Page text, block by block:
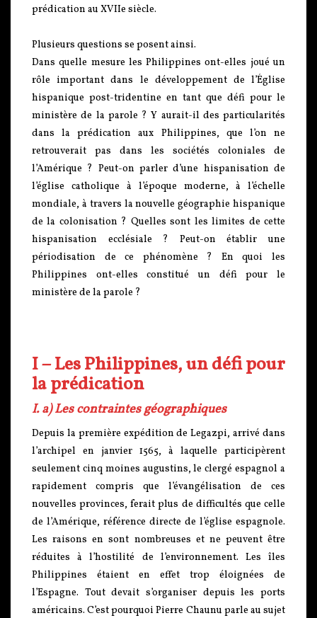
prédication au XVIIe siècle.
Plusieurs questions se posent ainsi.
Dans quelle mesure les Philippines ont-elles joué un
rôle important dans le développement de l’Église
hispanique post-tridentine en tant que défi pour le
ministère de la parole ? Y aurait-il des particularités
dans la prédication aux Philippines, que l’on ne
retrouverait pas dans les sociétés coloniales de
l’Amérique ? Peut-on parler d’une hispanisation de
l’église catholique à l’époque moderne, à l’échelle
mondiale, à travers la nouvelle géographie hispanique
de la colonisation ? Quelles sont les limites de cette
hispanisation ecclésiale ? Peut-on établir une
périodisation de ce phénomène ? En quoi les
Philippines ont-elles constitué un défi pour le
ministère de la parole ?
I – Les Philippines, un défi pour
la prédication
I. a) Les contraintes géographiques
Depuis la première expédition de Legazpi, arrivé dans
l’archipel en janvier 1565, à laquelle participèrent
seulement cinq moines augustins, le clergé espagnol a
rapidement compris que l’évangélisation de ces
nouvelles provinces, ferait plus de difficultés que celle
de l’Amérique, référence directe de l’église espagnole.
Les raisons en sont nombreuses et ne peuvent être
réduites à l’hostilité de l’environnement. Les îles
Philippines étaient en effet trop éloignées de
l’Espagne. Tout devait s’organiser depuis les ports
américains. C’est pourquoi Pierre Chaunu parle au sujet